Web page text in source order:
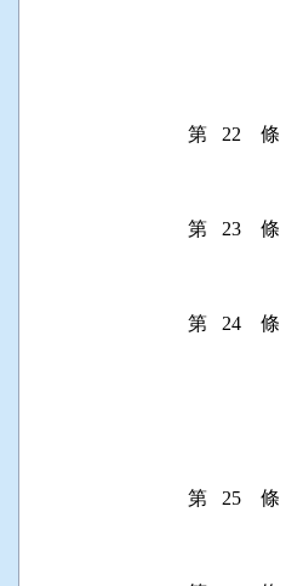
第 22 條
第 23 條
第 24 條
第 25 條